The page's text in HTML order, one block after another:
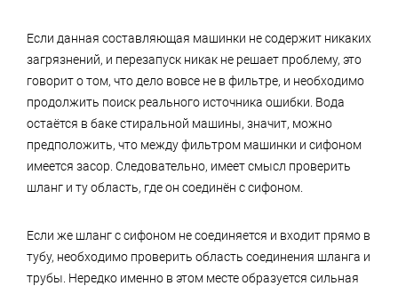
Если данная составляющая машинки не содержит никаких
загрязнений, и перезапуск никак не решает проблему, это
говорит о том, что дело вовсе не в фильтре, и необходимо
продолжить поиск реального источника ошибки. Вода
остаётся в баке стиральной машины, значит, можно
предположить, что между фильтром машинки и сифоном
имеется засор. Следовательно, имеет смысл проверить
шланг и ту область, где он соединён с сифоном.
Если же шланг с сифоном не соединяется и входит прямо в
тубу, необходимо проверить область соединения шланга и
трубы. Нередко именно в этом месте образуется сильная